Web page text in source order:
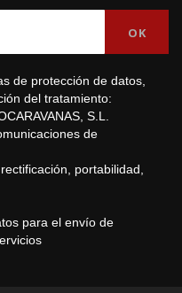
de protección de datos,
del tratamiento:
S.L.
de
portabilidad,
para el envío de